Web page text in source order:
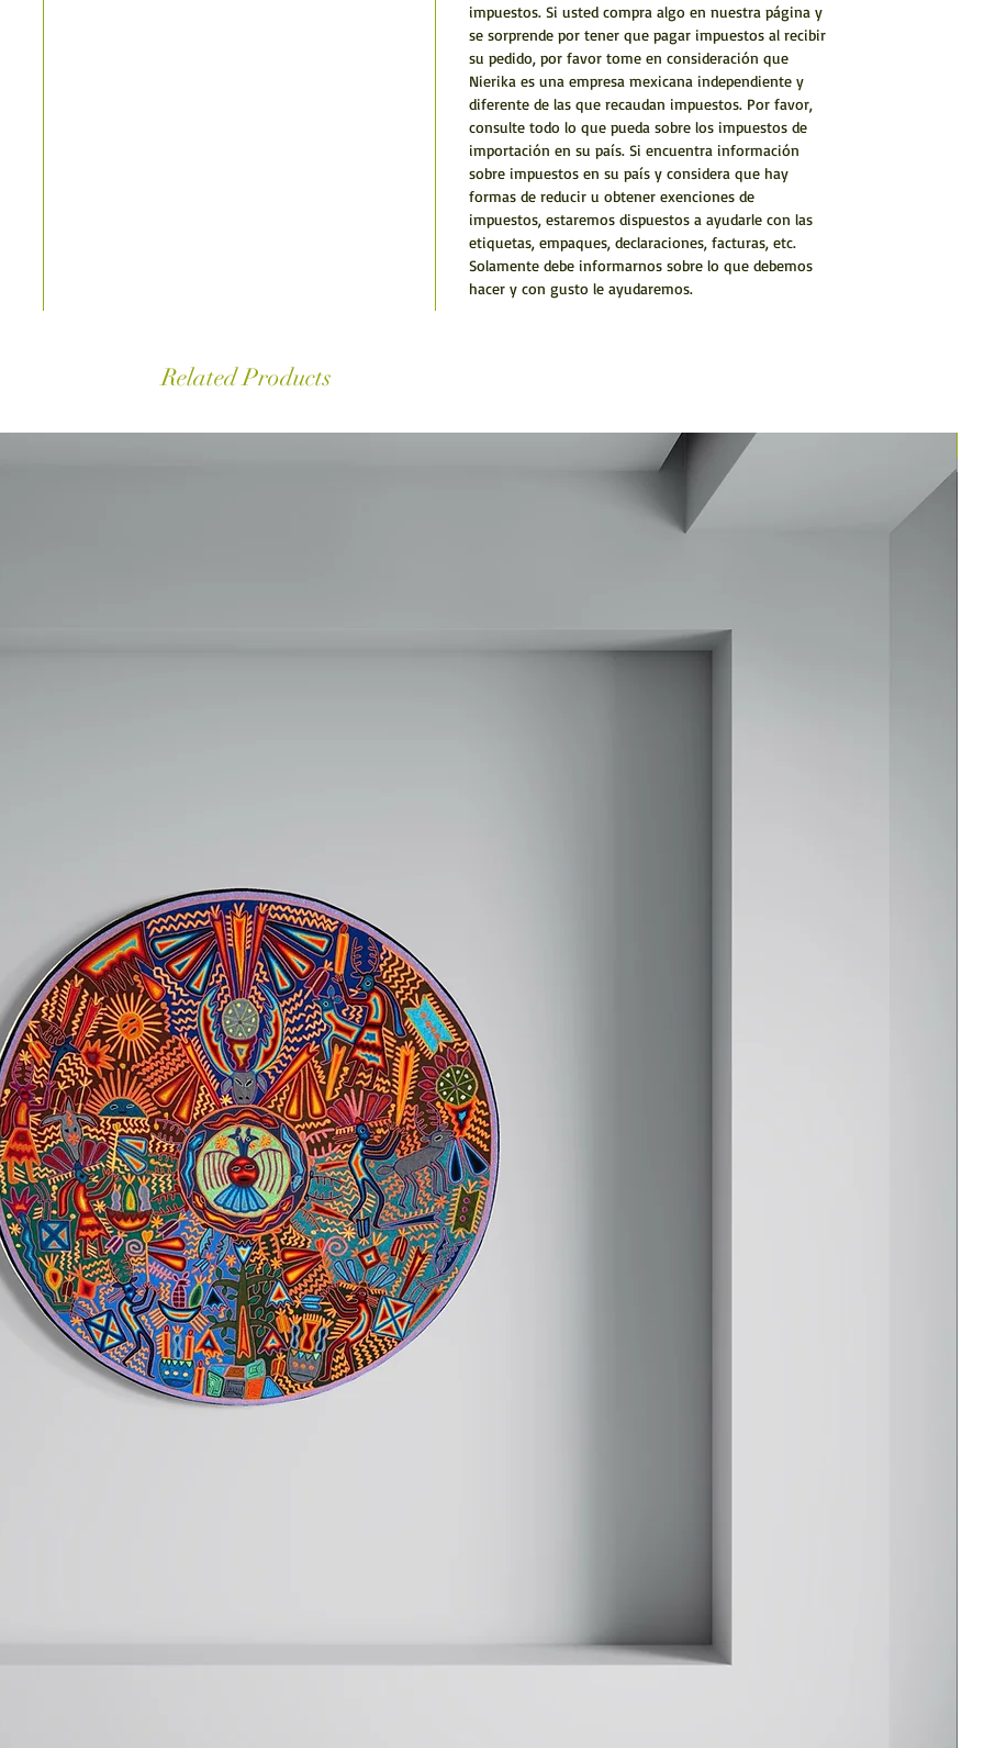
impuestos. Si usted compra algo en nuestra página y
se sorprende por tener que pagar impuestos al recibir
su pedido, por favor tome en consideración que
Nierika es una empresa mexicana independiente y
diferente de las que recaudan impuestos. Por favor,
consulte todo lo que pueda sobre los impuestos de
importación en su país. Si encuentra información
sobre impuestos en su país y considera que hay
formas de reducir u obtener exenciones de
impuestos, estaremos dispuestos a ayudarle con las
etiquetas, empaques, declaraciones, facturas, etc.
Solamente debe informarnos sobre lo que debemos
hacer y con gusto le ayudaremos.
Related Products